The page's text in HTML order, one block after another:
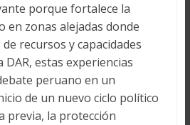
porque fortalece la
en zonas alejadas donde
recursos y capacidades
estas experiencias
peruano en un
de un nuevo ciclo político
previa, la protección